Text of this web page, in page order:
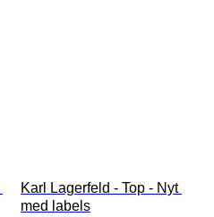
Karl Lagerfeld - Top - Nyt
med labels